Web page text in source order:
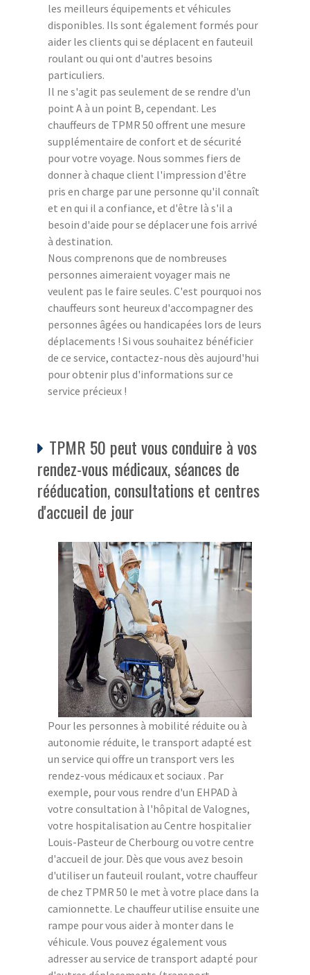
les meilleurs équipements et véhicules
disponibles. Ils sont également formés pour
aider les clients qui se déplacent en fauteuil
roulant ou qui ont d'autres besoins
particuliers.
Il ne s'agit pas seulement de se rendre d'un
point A à un point B, cependant. Les
chauffeurs de TPMR 50 offrent une mesure
supplémentaire de confort et de sécurité
pour votre voyage. Nous sommes fiers de
donner à chaque client l'impression d'être
pris en charge par une personne qu'il connaît
et en qui il a confiance, et d'être là s'il a
besoin d'aide pour se déplacer une fois arrivé
à destination.
Nous comprenons que de nombreuses
personnes aimeraient voyager mais ne
veulent pas le faire seules. C'est pourquoi nos
chauffeurs sont heureux d'accompagner des
personnes âgées ou handicapées lors de leurs
déplacements ! Si vous souhaitez bénéficier
de ce service, contactez-nous dès aujourd'hui
pour obtenir plus d'informations sur ce
service précieux !
TPMR 50 peut vous conduire à vos
rendez-vous médicaux, séances de
rééducation, consultations et centres
d'accueil de jour
Pour les personnes à mobilité réduite ou à
autonomie réduite, le transport adapté est
un service qui offre un transport vers les
rendez-vous médicaux et sociaux . Par
exemple, pour vous rendre d'un EHPAD à
votre consultation à l'hôpital de Valognes,
votre hospitalisation au Centre hospitalier
Louis-Pasteur de Cherbourg ou votre centre
d'accueil de jour. Dès que vous avez besoin
d'utiliser un fauteuil roulant, votre chauffeur
de chez TPMR 50 le met à votre place dans la
camionnette. Le chauffeur utilise ensuite une
rampe pour vous aider à monter dans le
véhicule. Vous pouvez également vous
adresser au service de transport adapté pour